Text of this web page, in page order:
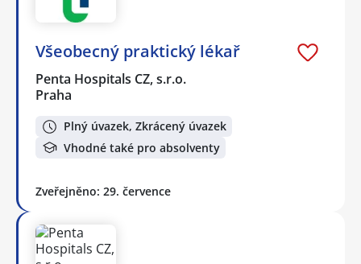
Všeobecný praktický lékař
Penta Hospitals CZ, s.r.o.
Praha
Plný úvazek, Zkrácený úvazek
Vhodné také pro absolventy
Zveřejněno: 29. července